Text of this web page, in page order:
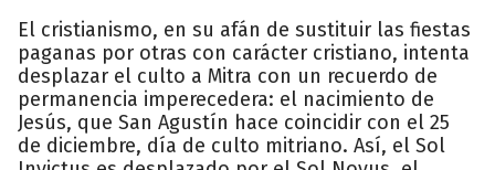
El cristianismo, en su afán de sustituir las fiestas
paganas por otras con carácter cristiano, intenta
desplazar el culto a Mitra con un recuerdo de
permanencia imperecedera: el nacimiento de
Jesús, que San Agustín hace coincidir con el 25
de diciembre, día de culto mitriano. Así, el Sol